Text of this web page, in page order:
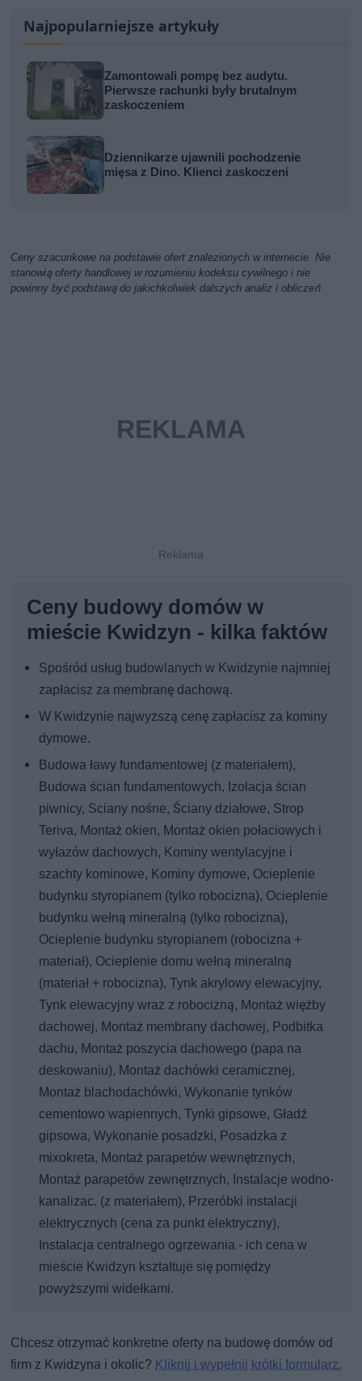
Najpopularniejsze artykuły
Zamontowali pompę bez audytu.
Pierwsze rachunki były brutalnym
zaskoczeniem
Dziennikarze ujawnili pochodzenie
mięsa z Dino. Klienci zaskoczeni
Ceny szacunkowe na podstawie ofert znalezionych w internecie. Nie
stanowią oferty handlowej w rozumieniu kodeksu cywilnego i nie
powinny być podstawą do jakichkolwiek dalszych analiz i obliczeń
Ceny budowy domów w
mieście Kwidzyn - kilka faktów
Spośród usług budowlanych w Kwidzynie najmniej
zapłacisz za membranę dachową.
W Kwidzynie najwyższą cenę zapłacisz za kominy
dymowe.
Budowa ławy fundamentowej (z materiałem),
Budowa ścian fundamentowych, Izolacja ścian
piwnicy, Sciany nośne, Ściany działowe, Strop
Teriva, Montaż okien, Montaż okien połaciowych i
wyłazów dachowych, Kominy wentylacyjne i
szachty kominowe, Kominy dymowe, Ocieplenie
budynku styropianem (tylko robocizna), Ocieplenie
budynku wełną mineralną (tylko robocizna),
Ocieplenie budynku styropianem (robocizna +
materiał), Ocieplenie domu wełną mineralną
(materiał + robocizna), Tynk akrylowy elewacyjny,
Tynk elewacyjny wraz z robocizną, Montaż więźby
dachowej, Montaż membrany dachowej, Podbitka
dachu, Montaż poszycia dachowego (papa na
deskowaniu), Montaż dachówki ceramicznej,
Montaż blachodachówki, Wykonanie tynków
cementowo wapiennych, Tynki gipsowe, Gładź
gipsowa, Wykonanie posadzki, Posadzka z
mixokreta, Montaż parapetów wewnętrznych,
Montaż parapetów zewnętrznych, Instalacje wodno-
kanalizac. (z materiałem), Przeróbki instalacji
elektrycznych (cena za punkt elektryczny),
Instalacja centralnego ogrzewania - ich cena w
mieście Kwidzyn kształtuje się pomiędzy
powyższymi widełkami.
Chcesz otrzymać konkretne oferty na budowę domów od
firm z Kwidzyna i okolic? Kliknij i wypełnij krótki formularz.